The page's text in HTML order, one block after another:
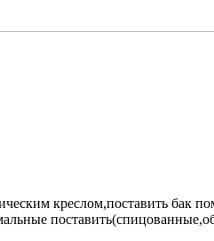
креслом,поставить бак